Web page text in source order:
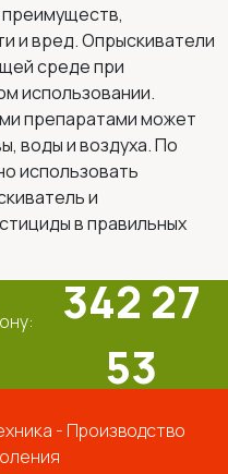
и вред. Опрыскиватели
среде при
использовании.
препаратами может
воды и воздуха. По
использовать
и
в правильных
342 27
53
- Производство